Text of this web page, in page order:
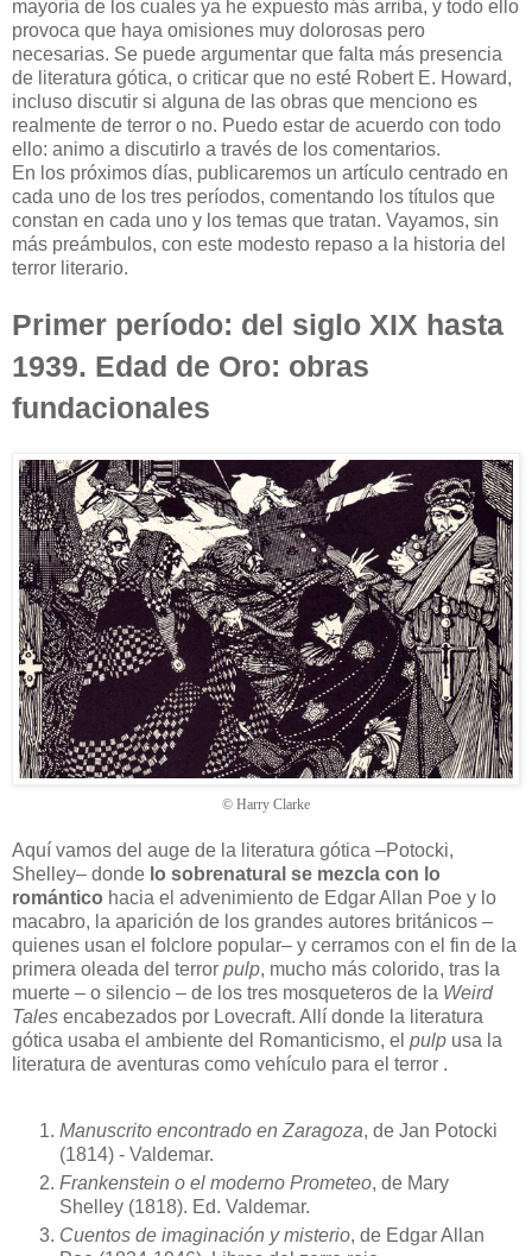
mayoría de los cuales ya he expuesto más arriba, y todo ello
provoca que haya omisiones muy dolorosas pero
necesarias. Se puede argumentar que falta más presencia
de literatura gótica, o criticar que no esté Robert E. Howard,
incluso discutir si alguna de las obras que menciono es
realmente de terror o no. Puedo estar de acuerdo con todo
ello: animo a discutirlo a través de los comentarios.
En los próximos días, publicaremos un artículo centrado en
cada uno de los tres períodos, comentando los títulos que
constan en cada uno y los temas que tratan. Vayamos, sin
más preámbulos, con este modesto repaso a la historia del
terror literario.
Primer período: del siglo XIX hasta
1939. Edad de Oro: obras
fundacionales
© Harry Clarke
Aquí vamos del auge de la literatura gótica –Potocki,
Shelley– donde lo sobrenatural se mezcla con lo
romántico hacia el advenimiento de Edgar Allan Poe y lo
macabro, la aparición de los grandes autores británicos –
quienes usan el folclore popular– y cerramos con el fin de la
primera oleada del terror pulp, mucho más colorido, tras la
muerte – o silencio – de los tres mosqueteros de la Weird
Tales encabezados por Lovecraft. Allí donde la literatura
gótica usaba el ambiente del Romanticismo, el pulp usa la
literatura de aventuras como vehículo para el terror .
Manuscrito encontrado en Zaragoza, de Jan Potocki
(1814) - Valdemar.
Frankenstein o el moderno Prometeo, de Mary
Shelley (1818). Ed. Valdemar.
Cuentos de imaginación y misterio, de Edgar Allan